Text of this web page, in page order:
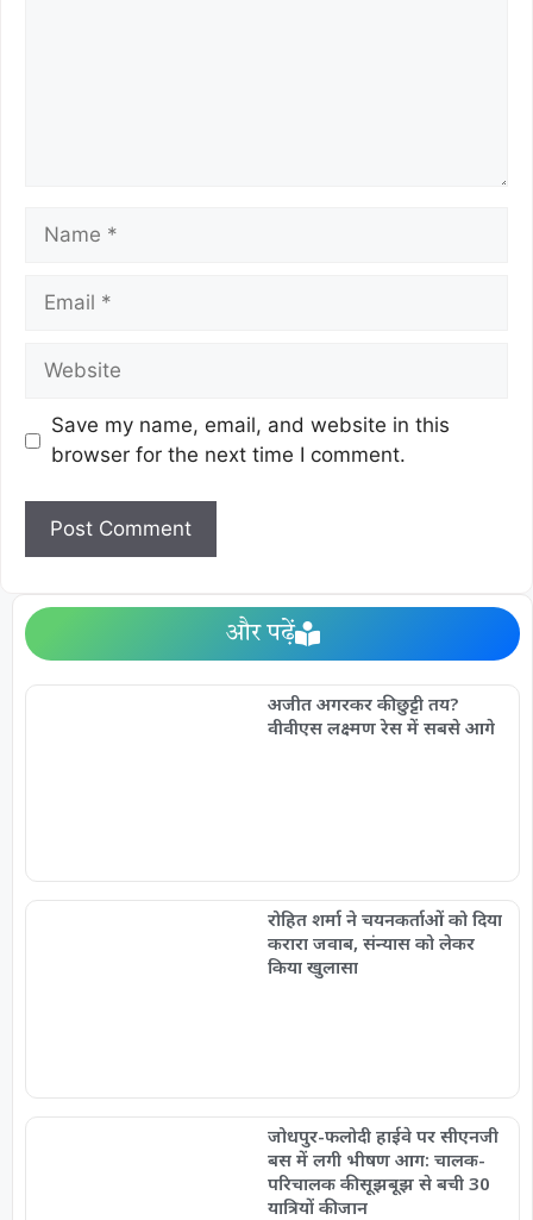
Save my name, email, and website in this
browser for the next time I comment.
और पढ़ें
अजीत अगरकर की छुट्टी तय?
वीवीएस लक्ष्मण रेस में सबसे आगे
रोहित शर्मा ने चयनकर्ताओं को दिया
करारा जवाब, संन्यास को लेकर
किया खुलासा
जोधपुर-फलोदी हाईवे पर सीएनजी
बस में लगी भीषण आग: चालक-
परिचालक की सूझबूझ से बची 30
यात्रियों की जान